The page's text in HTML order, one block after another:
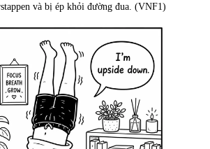
và bị ép khỏi đường đua. (VNF1)